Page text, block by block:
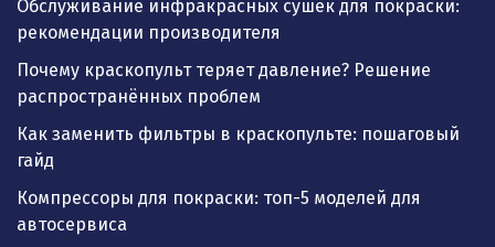
Обслуживание инфракрасных сушек для покраски:
рекомендации производителя
Почему краскопульт теряет давление? Решение
распространённых проблем
Как заменить фильтры в краскопульте: пошаговый
гайд
Компрессоры для покраски: топ-5 моделей для
автосервиса